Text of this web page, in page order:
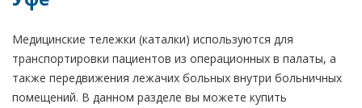
Медицинские тележки (каталки) используются для
транспортировки пациентов из операционных в палаты, а
также передвижения лежачих больных внутри больничных
помещений. В данном разделе вы можете купить